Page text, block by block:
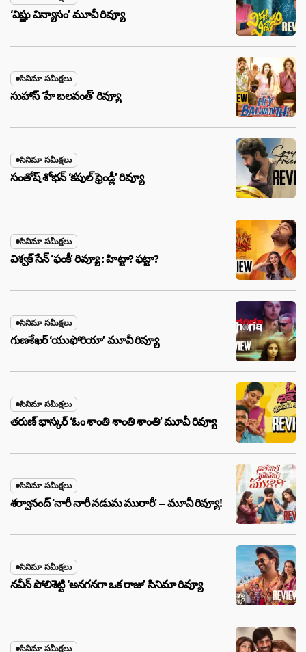
‘విష్ణు విన్యాసం’ మూవీ రివ్యూ
సినిమా సమీక్షలు
సుహాస్ ‘హే బలవంత్’ రివ్యూ
సినిమా సమీక్షలు
సంతోష్ శోభన్ ‘కపుల్ ఫ్రెండ్లీ’ రివ్యూ
సినిమా సమీక్షలు
విశ్వక్ సేన్ ‘ఫంకీ’ రివ్యూ : హిట్టా? ఫట్టా?
సినిమా సమీక్షలు
గుణశేఖర్ ‘యుఫోరియా’ మూవీ రివ్యూ
సినిమా సమీక్షలు
తరుణ్ భాస్కర్ ‘ఓం శాంతి శాంతి శాంతి’ మూవీ రివ్యూ
సినిమా సమీక్షలు
శర్వానంద్ ‘నారీ నారీ నడుమ మురారీ’ – మూవీ రివ్యూ!
సినిమా సమీక్షలు
నవీన్ పోలిశెట్టి ‘అనగనగా ఒక రాజు’ సినిమా రివ్యూ
సినిమా సమీక్షలు